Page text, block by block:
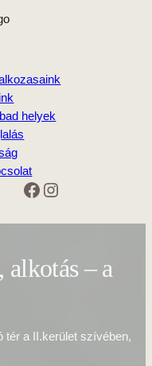
helyek
Facebook
Instagram
alkotás – a
tér a II.kerület szívében,